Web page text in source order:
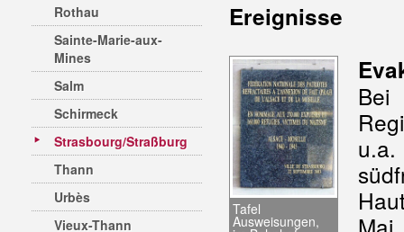
Rothau
Sainte-Marie-aux-
Mines
Salm
Schirmeck
Strasbourg/Straßburg
Thann
Urbès
Vieux-Thann
Ereignisse
Tafel
Ausweisungen,